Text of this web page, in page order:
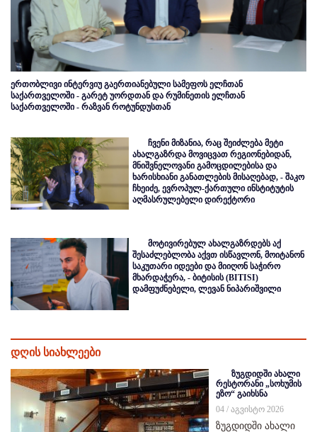
ერთობლივი ინტერვიუ გაერთიანებული სამეფოს ელჩთან
საქართველოში - გარეტ უორდთან და რუმინეთის ელჩთან
საქართველოში - რაზვან როტუნდუსთან
ჩვენი მიზანია, რაც შეიძლება მეტი
ახალგაზრდა მოვიცვათ რეგიონებიდან,
მნიშვნელოვანი გამოცდილებისა და
ხარისხიანი განათლების მისაღებად, - შაკო
ჩხეიძე, ევროპულ-ქართული ინსტიტუტის
აღმასრულებელი დირექტორი
მოტივირებულ ახალგაზრდებს აქ
შესაძლებლობა აქვთ ისწავლონ, მოიტანონ
საკუთარი იდეები და მიიღონ საჭირო
მხარდაჭერა, - ბიტისის (BITISI)
დამფუძნებელი, ლევან ნიპარიშვილი
დღის სიახლეები
ზუგდიდში ახალი
რესტორანი „სოხუმის
ეზო“ გაიხსნა
04 / აგვისტო 2026
ზუგდიდში ახალი